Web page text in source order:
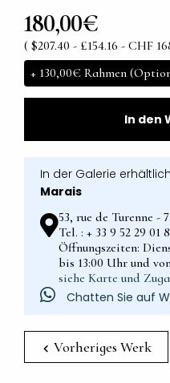
180,00€
( $207.40 - £154.16 - CHF
+ 130,00€ Rahmen
In den
In der Galerie erhältlich
Marais
53, rue de Turenne -
Tel. : + 33 9 52 29
Öffnungszeiten:
bis 13:00 Uhr und
siehe Karte und
Chatten Sie auf
Vorheriges Werk